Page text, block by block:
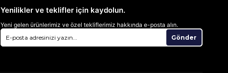
Yenilikler ve teklifler için kaydolun.
Yeni gelen ürünlerimiz ve özel tekliflerimiz hakkında e-posta alın.
Gönder